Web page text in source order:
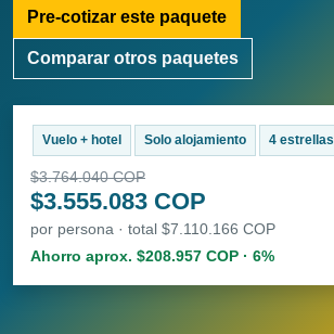
Pre-cotizar este paquete
Comparar otros paquetes
Vuelo + hotel Solo alojamiento 4 estrellas
$3.764.040 COP
$3.555.083 COP
por persona · total $7.110.166 COP
Ahorro aprox. $208.957 COP · 6%